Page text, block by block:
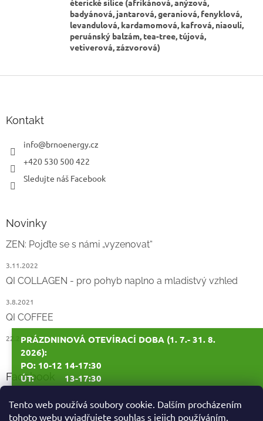
Tento web používá soubory cookie. Dalším procházením
tohoto webu vyjadřujete souhlas s jejich používáním.
PRÁZDNINOVÁ OTEVÍRACÍ DOBA (1. 7.- 31. 8.
2026):
PO: 10-12 14-17:30
ÚT: 13-17:30
ČT: ZAVŘENO
éterické silice (afrikánová, anýzová,
badyánová, jantarová, geraniová, fenyklová,
levandulová, kardamomová, kafrová, niaouli,
peruánský balzám, tea-tree, tújová,
vetiverová, zázvorová)
Kontakt
info@brnoenergy.cz
+420 530 500 422
Sledujte náš Facebook
Novinky
ZEN: Pojďte se s námi „vyzenovat“
3.11.2022
QI COLLAGEN - pro pohyb naplno a mladistvý vzhled
3.8.2021
QI COFFEE
22.2.2021
Facebook